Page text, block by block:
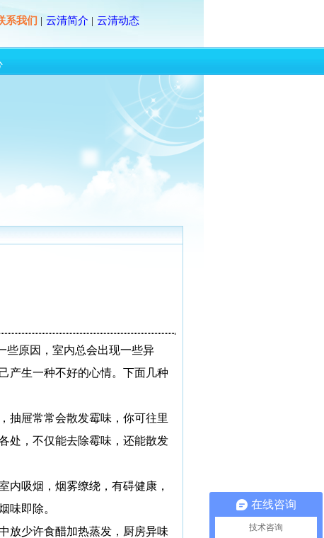
系我们 云清简介 云清动态
些原因，室内总会出现一些异
产生一种不好的心情。下面几种
抽屉常常会散发霉味，你可往里
处，不仅能去除霉味，还能散发
内吸烟，烟雾缭绕，有碍健康，
味即除。
放少许食醋加热蒸发，厨房异味
在线咨询
技术咨询